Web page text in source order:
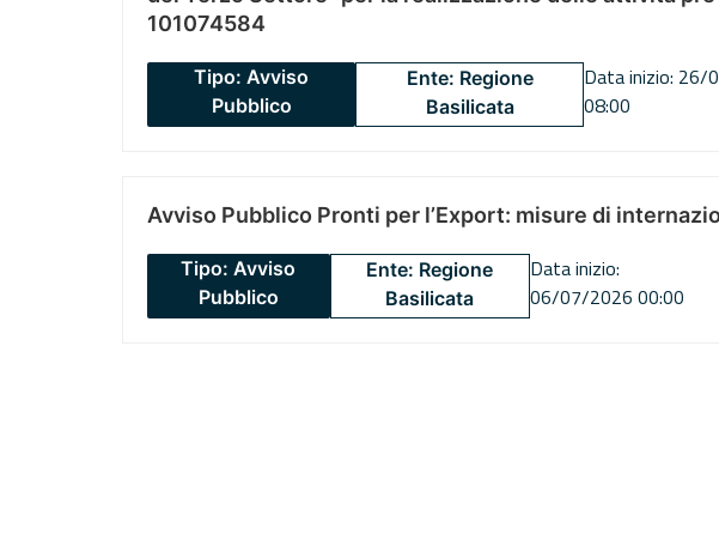
101074584
Tipo: Avviso
Pubblico
Ente: Regione
Basilicata
Data inizio: 26/
08:00
Avviso Pubblico Pronti per l’Export: misure di
Tipo: Avviso
Pubblico
Ente: Regione
Basilicata
Data inizio:
06/07/2026 00:00